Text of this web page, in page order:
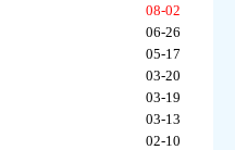
08-02
06-26
05-17
03-20
03-19
03-13
02-10